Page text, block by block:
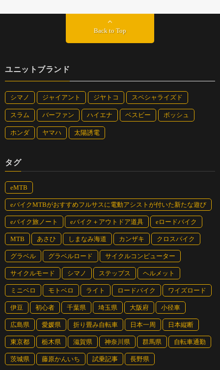
Back to Top
ユニットブランド
シマノ ジャイアント ジヤトコ スペシャライズド
スラム バーファン ハイエナ ベスビー ボッシュ
ホンダ ヤマハ 太陽誘電
タグ
eMTB
eバイクMTBがおすすめフルサスに電動アシストが付いた新たな遊び
eバイク旅ノート eバイク＋アウトドア道具 eロードバイク
MTB あさひ しまなみ海道 カンザキ クロスバイク
グラベル グラベルロード サイクルコンピューター
サイクルモード シマノ ステップス ヘルメット
ミニベロ モトベロ ライト ロードバイク ワイズロード
伊豆 初心者 千葉県 埼玉県 大阪府 小径車
広島県 愛媛県 折り畳み自転車 日本一周 日本縦断
東京都 栃木県 滋賀県 神奈川県 群馬県 自転車通勤
茨城県 藤原かんいち 試乗記事 長野県